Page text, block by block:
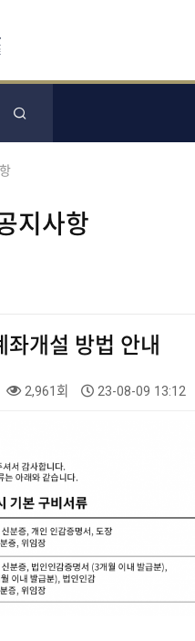
지사항
좌개설 방법 안내
2,961회 23-08-09 13:12